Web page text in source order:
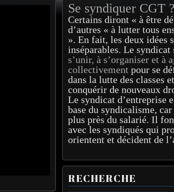
Se syndiquer CGT ?
Certains diront « à être
d’autres « à lutter tous
». En fait, les deux idées
inséparables. Le syndicat
s’unir, à s’organiser et à
collectivement pour se
dans la lutte des classes et
conquérir de nouveaux
Le syndicat d’entreprise
base du syndicalisme,
plus près du salarié. Il
avec les syndiqués qui
orientent et décident de
RECHERCHE